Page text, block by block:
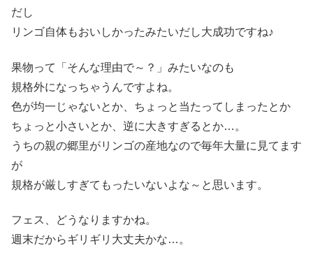
だし
リンゴ自体もおいしかったみたいだし大成功ですね♪
果物って「そんな理由で～？」みたいなのも
規格外になっちゃうんですよね。
色が均一じゃないとか、ちょっと当たってしまったとか
ちょっと小さいとか、逆に大きすぎるとか…。
うちの親の郷里がリンゴの産地なので毎年大量に見てます
が
規格が厳しすぎてもったいないよな～と思います。
フェス、どうなりますかね。
週末だからギリギリ大丈夫かな…。